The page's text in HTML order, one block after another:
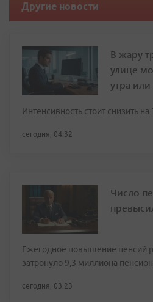
Другие новости
В жару
улице
утра
Интенсивность стоит снизить на
сегодня, 04:32
Число
Ежегодное повышение пенсий
затронуло 9,3 миллиона
сегодня, 03:23